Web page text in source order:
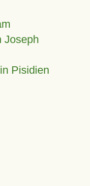
Joseph
Pisidien